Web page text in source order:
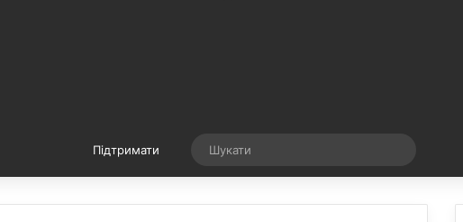
Підтримати Випадкова стаття